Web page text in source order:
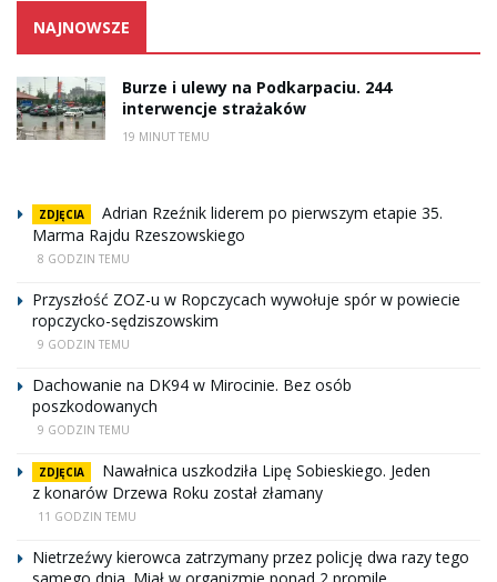
NAJNOWSZE
Burze i ulewy na Podkarpaciu. 244
interwencje strażaków
19 MINUT TEMU
ZDJĘCIA
Adrian Rzeźnik liderem po pierwszym etapie 35.
Marma Rajdu Rzeszowskiego
8 GODZIN TEMU
Przyszłość ZOZ-u w Ropczycach wywołuje spór w powiecie
ropczycko-sędziszowskim
9 GODZIN TEMU
Dachowanie na DK94 w Mirocinie. Bez osób
poszkodowanych
9 GODZIN TEMU
ZDJĘCIA
Nawałnica uszkodziła Lipę Sobieskiego. Jeden
z konarów Drzewa Roku został złamany
11 GODZIN TEMU
Nietrzeźwy kierowca zatrzymany przez policję dwa razy tego